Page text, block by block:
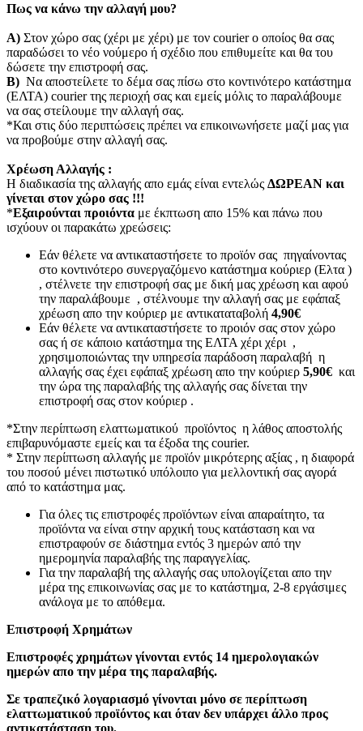
Πως να κάνω την αλλαγή μου?
Α) Στον χώρο σας (χέρι με χέρι) με τον courier o οποίος θα σας
παραδώσει το νέο νούμερο ή σχέδιο που επιθυμείτε και θα του
δώσετε την επιστροφή σας.
Β) Να αποστείλετε το δέμα σας πίσω στο κοντινότερο κατάστημα
(ΕΛΤΑ) courier της περιοχή σας και εμείς μόλις το παραλάβουμε
να σας στείλουμε την αλλαγή σας.
*Και στις δύο περιπτώσεις πρέπει να επικοινωνήσετε μαζί μας για
να προβούμε στην αλλαγή σας.
Χρέωση Αλλαγής :
Η διαδικασία της αλλαγής απο εμάς είναι εντελώς ΔΩΡΕΑΝ και
γίνεται στον χώρο σας !!!
*Εξαιρούνται προιόντα με έκπτωση απο 15% και πάνω που
ισχύουν οι παρακάτω χρεώσεις:
Εάν θέλετε να αντικαταστήσετε το προϊόν σας πηγαίνοντας
στο κοντινότερο συνεργαζόμενο κατάστημα κούριερ (Ελτα )
, στέλνετε την επιστροφή σας με δική μας χρέωση και αφού
την παραλάβουμε , στέλνουμε την αλλαγή σας με εφάπαξ
χρέωση απο την κούριερ με αντικαταταβολή 4,90€
Εάν θέλετε να αντικαταστήσετε το προιόν σας στον χώρο
σας ή σε κάποιο κατάστημα της ΕΛΤΑ χέρι χέρι ,
χρησιμοποιώντας την υπηρεσία παράδοση παραλαβή η
αλλαγής σας έχει εφάπαξ χρέωση απο την κούριερ 5,90€ και
την ώρα της παραλαβής της αλλαγής σας δίνεται την
επιστροφή σας στον κούριερ .
*Στην περίπτωση ελαττωματικού προϊόντος η λάθος αποστολής
επιβαρυνόμαστε εμείς και τα έξοδα της courier.
* Στην περίπτωση αλλαγής με προϊόν μικρότερης αξίας , η διαφορά
του ποσού μένει πιστωτικό υπόλοιπο για μελλοντική σας αγορά
από το κατάστημα μας.
Για όλες τις επιστροφές προϊόντων είναι απαραίτητο, τα
προϊόντα να είναι στην αρχική τους κατάσταση και να
επιστραφούν σε διάστημα εντός 3 ημερών από την
ημερομηνία παραλαβής της παραγγελίας.
Για την παραλαβή της αλλαγής σας υπολογίζεται απο την
μέρα της επικοινωνίας σας με το κατάστημα, 2-8 εργάσιμες
ανάλογα με το απόθεμα.
Επιστροφή Χρημάτων
Επιστροφές χρημάτων γίνονται εντός 14 ημερολογιακών
ημερών απο την μέρα της παραλαβής.
Σε τραπεζικό λογαριασμό γίνονται μόνο σε περίπτωση
ελαττωματικού προϊόντος και όταν δεν υπάρχει άλλο προς
αντικατάσταση του.